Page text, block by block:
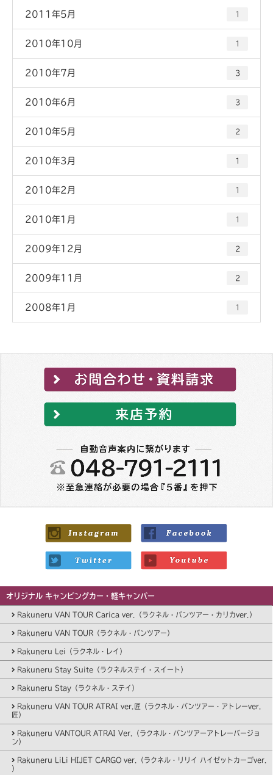
2011年5月 1
2010年10月 1
2010年7月 3
2010年6月 3
2010年5月 2
2010年3月 1
2010年2月 1
2010年1月 1
2009年12月 2
2009年11月 2
2008年1月 1
オリジナル キャンピングカー・軽キャンパー
Rakuneru VAN TOUR Carica ver.（ラクネル・バンツアー・カリカver.）
Rakuneru VAN TOUR（ラクネル・バンツアー）
Rakuneru Lei（ラクネル・レイ）
Rakuneru Stay Suite（ラクネルステイ・スイート）
Rakuneru Stay（ラクネル・ステイ）
Rakuneru VAN TOUR ATRAI ver.匠（ラクネル・バンツアー・アトレーver.
匠）
Rakuneru VANTOUR ATRAI Ver.（ラクネル・バンツアーアトレーバージョ
ン）
Rakuneru LiLi HIJET CARGO ver.（ラクネル・リリイ ハイゼットカーゴver.
）